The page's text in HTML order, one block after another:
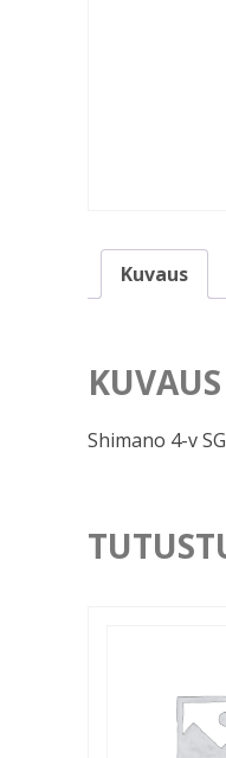
Kuvaus
KUVAUS
Shimano 4-v